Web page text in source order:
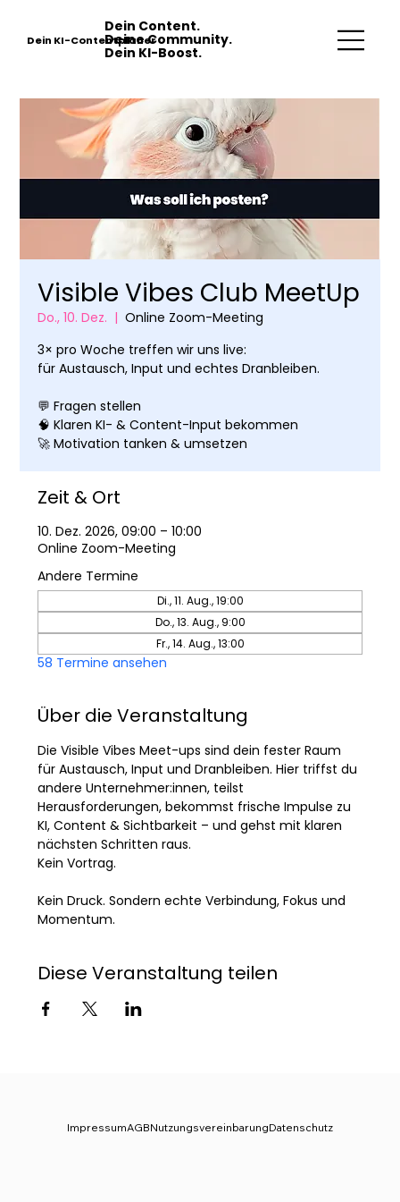
Dein Content.
Deine Community.
Dein KI-Boost.
Dein KI-Contentplaner
Visible Vibes Club MeetUp
Do., 10. Dez.
  |
Online Zoom-Meeting
3× pro Woche treffen wir uns live:
für Austausch, Input und echtes Dranbleiben.
💬 Fragen stellen
🧠 Klaren KI- & Content-Input bekommen
🚀 Motivation tanken & umsetzen
Zeit & Ort
10. Dez. 2026, 09:00 – 10:00
Online Zoom-Meeting
Andere Termine
Di., 11. Aug., 19:00
Do., 13. Aug., 9:00
Fr., 14. Aug., 13:00
58 Termine ansehen
Über die Veranstaltung
Die Visible Vibes Meet-ups sind dein fester Raum
für Austausch, Input und Dranbleiben. Hier triffst du
andere Unternehmer:innen, teilst
Herausforderungen, bekommst frische Impulse zu
KI, Content & Sichtbarkeit – und gehst mit klaren
nächsten Schritten raus.
Kein Vortrag.
Kein Druck. Sondern echte Verbindung, Fokus und
Momentum.
Diese Veranstaltung teilen
Datenschutz
Nutzungsvereinbarung
AGB
Impressum